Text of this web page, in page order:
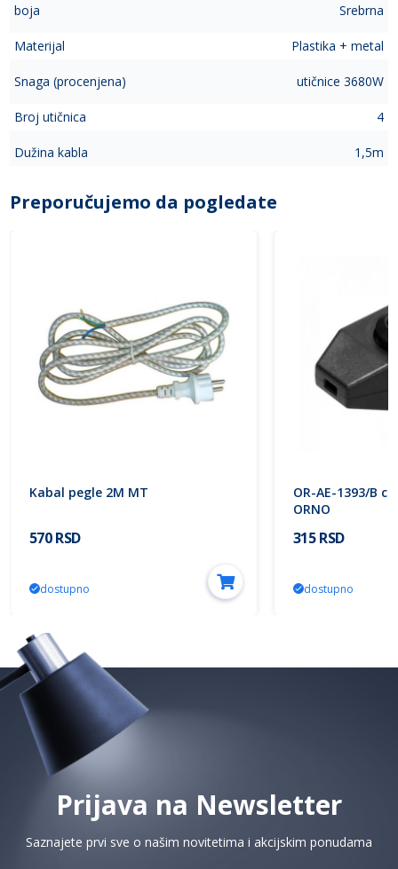
boja Srebrna
Materijal Plastika + metal
Snaga (procenjena) utičnice 3680W
Broj utičnica 4
Dužina kabla 1,5m
Preporučujemo da pogledate
Kabal pegle 2M MT
570 RSD
dostupno
OR-AE-1393/B
ORNO
315 RSD
dostupno
Prijava na Newsletter
Saznajete prvi sve o našim novitetima i akcijskim ponudama